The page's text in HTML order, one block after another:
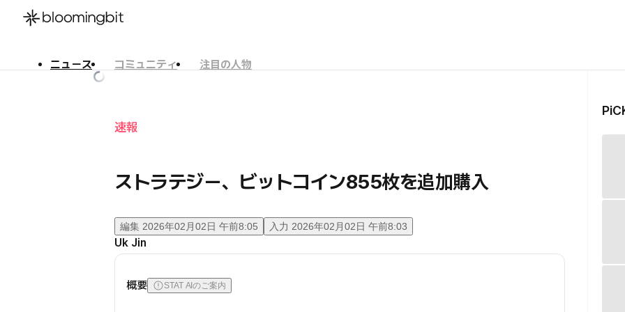
ニュース コミュニティ
注目の人物
速報
ストラテジー、ビットコイン855枚を追加購入
編集 2026年02月02日 午前8:05 入力 2026年02月02日 午前8:03
Uk Jin
概要 STAT AIのご案内